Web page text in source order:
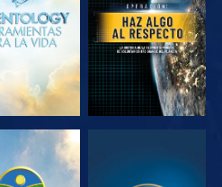
SERIES
VE VE